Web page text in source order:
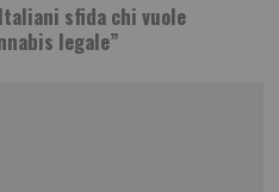
Italiani sfida chi vuole
legale”